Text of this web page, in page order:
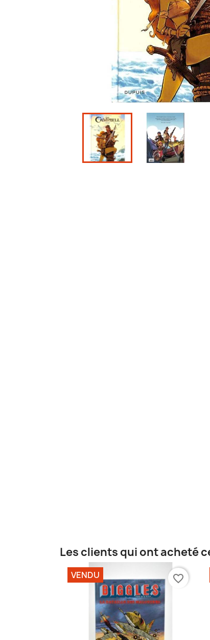
Les clients qui ont acheté
VENDU favorite_border